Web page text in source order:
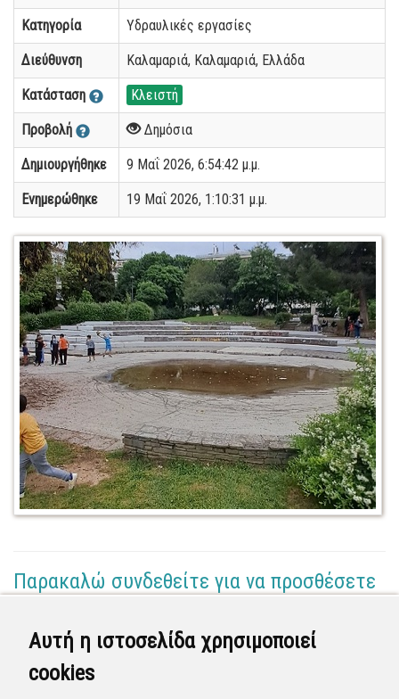
Αυτή η ιστοσελίδα χρησιμοποιεί
cookies
Κατηγορία Υδραυλικές εργασίες
Διεύθυνση Καλαμαριά, Καλαμαριά, Ελλάδα
Κατάσταση Κλειστή
Προβολή Δημόσια
Δημιουργήθηκε 9 Μαΐ 2026, 6:54:42 μ.μ.
Ενημερώθηκε 19 Μαΐ 2026, 1:10:31 μ.μ.
Παρακαλώ συνδεθείτε για να προσθέσετε
(Διαχειριστής)